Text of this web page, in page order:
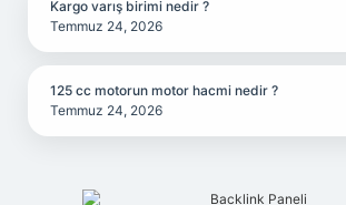
Kargo varış birimi nedir ?
Temmuz 24, 2026
125 cc motorun motor hacmi nedir ?
Temmuz 24, 2026